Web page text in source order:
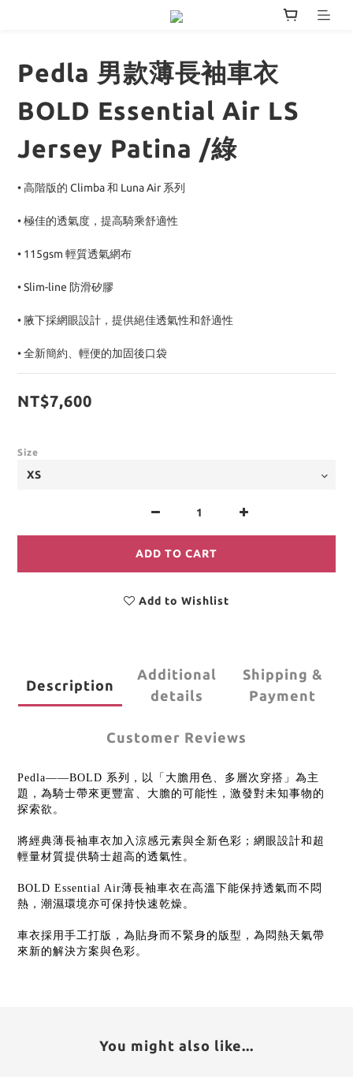
Pedla 男款薄長袖車衣
BOLD Essential Air LS
Jersey Patina /綠
• 高階版的 Climba 和 Luna Air 系列
• 極佳的透氣度，提高騎乘舒適性
• 115gsm 輕質透氣網布
• Slim-line 防滑矽膠
• 腋下採網眼設計，提供絕佳透氣性和舒適性
• 全新簡約、輕便的加固後口袋
NT$7,600
Size
ADD TO CART
Add to Wishlist
Description
Additional
details
Shipping &
Payment
Customer Reviews
Pedla——BOLD 系列，以「大膽用色、多層次穿搭」為主
題，為騎士帶來更豐富、大膽的可能性，激發對未知事物的
探索欲。
將經典薄長袖車衣加入涼感元素與全新色彩；網眼設計和超
輕量材質提供騎士超高的透氣性。
BOLD Essential Air薄長袖車衣在高溫下能保持透氣而不悶
熱，潮濕環境亦可保持快速乾燥。
車衣採用手工打版，為貼身而不緊身的版型，為悶熱天氣帶
來新的解決方案與色彩。
You might also like...